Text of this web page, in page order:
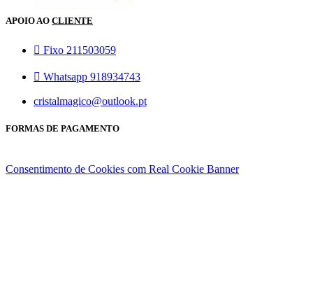
APOIO AO CLIENTE
Fixo 211503059
Whatsapp 918934743
cristalmagico@outlook.pt
FORMAS DE PAGAMENTO
Consentimento de Cookies com Real Cookie Banner